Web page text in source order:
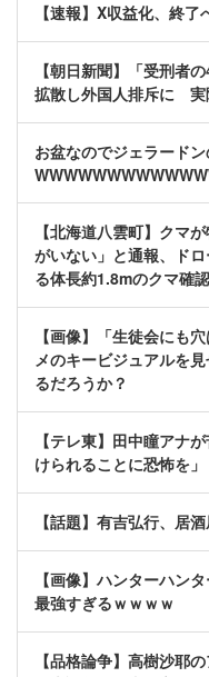
【速報】X収益化、終了
【朝日新聞】「受刑者
拡散し外国人排斥に 実
お盆なのでジェラード
【北海道八雲町】クマ
がいない」と通報、ド
る体長約1.8mのクマ確認
【画像】「生徒会にも
メのキービジュアルを
るだろうか？
【テレ東】田中瞳アナ
けられることに恐怖を」
【話題】有吉弘行、居
【画像】ハンターハン
最強すぎるｗｗｗｗ
【品格論争】高樹沙耶